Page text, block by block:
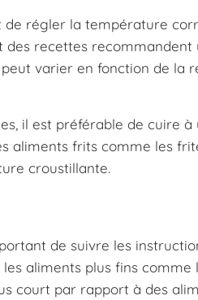
régler la température
des recettes
varier en fonction de
il est préférable de cuire
aliments frits comme les
croustillante.
de suivre les
aliments plus fins comme
court par rapport à des